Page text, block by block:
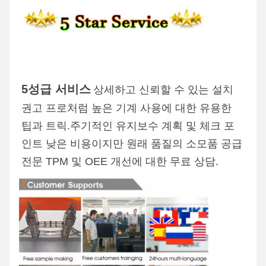
5성급 서비스 상세하고 신뢰할 수 있는 설치
권고 프로처럼 높은 기계 사용에 대한 유용한
팁과 트릭.주기적인 유지보수 계획 및 체크 포
인트 낮은 비용이지만 원래 품질의 소모품 공급
전문 TPM 및 OEE 개선에 대한 무료 상담.